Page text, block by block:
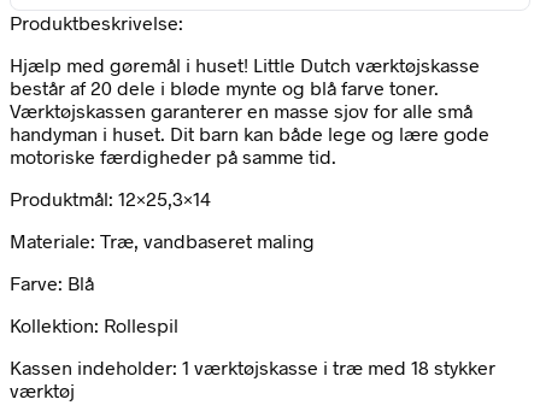
Produktbeskrivelse:
Hjælp med gøremål i huset! Little Dutch værktøjskasse
består af 20 dele i bløde mynte og blå farve toner.
Værktøjskassen garanterer en masse sjov for alle små
handyman i huset. Dit barn kan både lege og lære gode
motoriske færdigheder på samme tid.
Produktmål: 12×25,3×14
Materiale: Træ, vandbaseret maling
Farve: Blå
Kollektion: Rollespil
Kassen indeholder: 1 værktøjskasse i træ med 18 stykker
værktøj